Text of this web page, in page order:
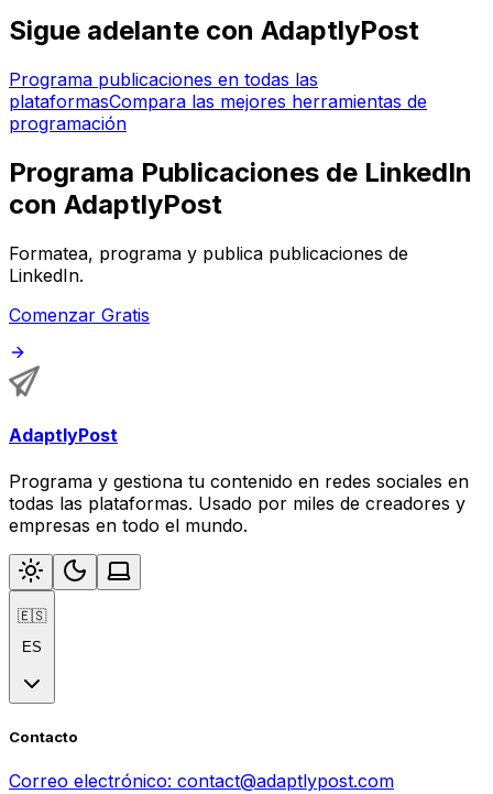
Sigue adelante con AdaptlyPost
Programa publicaciones en todas las
plataformasCompara las mejores herramientas de
programación
Programa Publicaciones de LinkedIn
con AdaptlyPost
Formatea, programa y publica publicaciones de
LinkedIn.
Comenzar Gratis
AdaptlyPost
Programa y gestiona tu contenido en redes sociales en
todas las plataformas. Usado por miles de creadores y
empresas en todo el mundo.
🇪🇸
ES
Contacto
Correo electrónico: contact@adaptlypost.com